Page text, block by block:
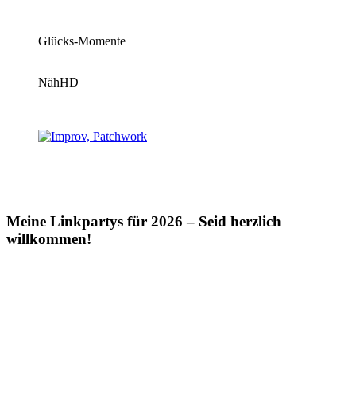
Glücks-Momente
NähHD
Meine Linkpartys für 2026 – Seid herzlich
willkommen!